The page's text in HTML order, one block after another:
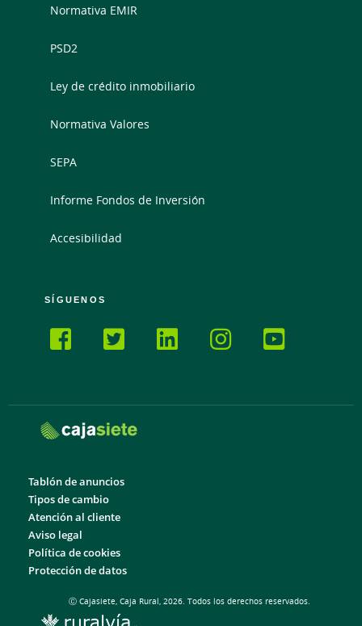
Normativa EMIR
PSD2
Ley de crédito inmobiliario
Normativa Valores
SEPA
Informe Fondos de Inversión
Accesibilidad
SÍGUENOS
Tablón de anuncios
Tipos de cambio
Atención al cliente
Aviso legal
Política de cookies
Protección de datos
Ⓒ Cajasiete, Caja Rural, 2026. Todos los derechos reservados.